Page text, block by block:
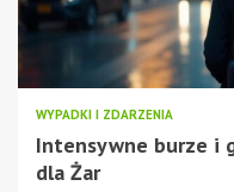
WYPADKI I ZDARZENIA
Intensywne burze i
dla Żar